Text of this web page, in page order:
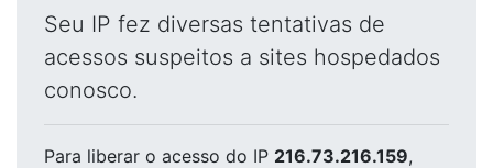
Seu IP fez diversas tentativas de
acessos suspeitos a sites hospedados
conosco.
Para liberar o acesso do IP 216.73.216.159,